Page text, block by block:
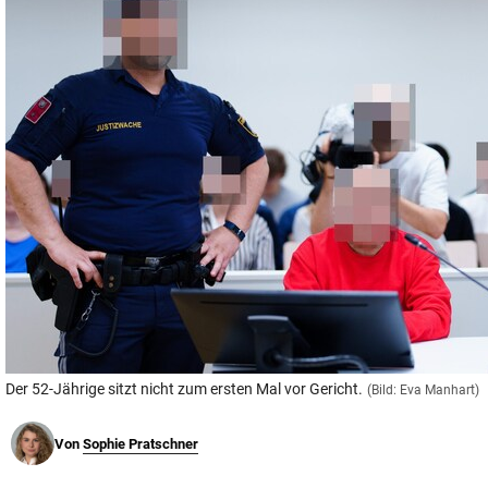
© Krone Multimedia GmbH & Co KG 2026
Der 52-Jährige sitzt nicht zum ersten Mal vor Gericht. (Bild: Eva Manhart)
Von Sophie Pratschner